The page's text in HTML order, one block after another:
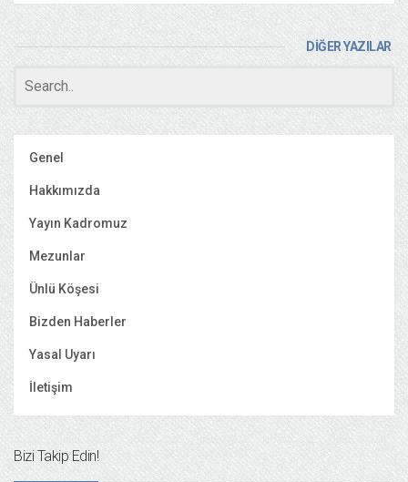
DİĞER YAZILAR
Genel
Hakkımızda
Yayın Kadromuz
Mezunlar
Ünlü Köşesi
Bizden Haberler
Yasal Uyarı
İletişim
Bizi Takip Edin!